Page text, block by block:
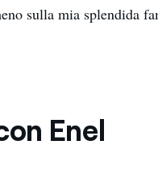
sulla mia splendida
Enel